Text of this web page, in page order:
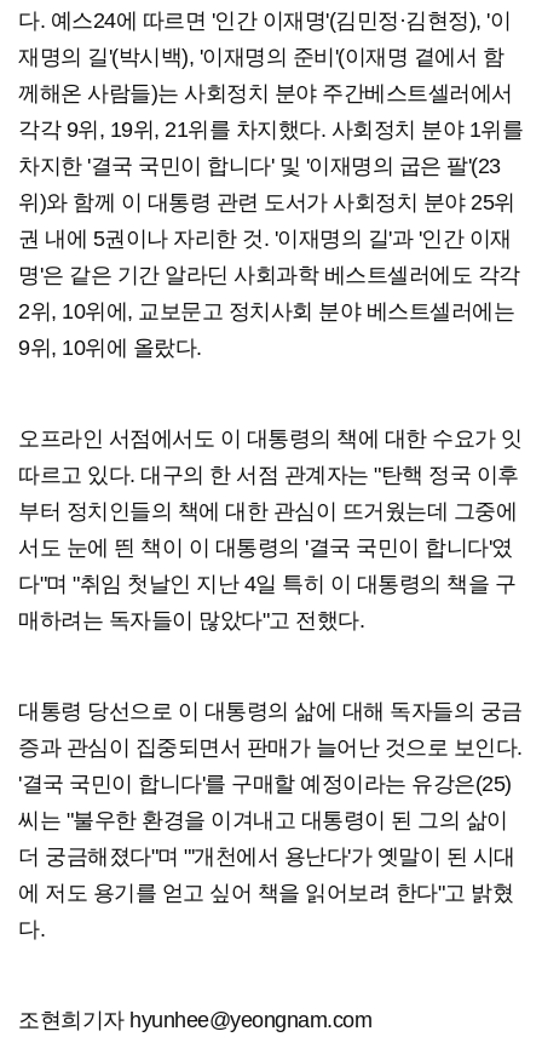
다. 예스24에 따르면 '인간 이재명'(김민정·김현정), '이
재명의 길'(박시백), '이재명의 준비'(이재명 곁에서 함
께해온 사람들)는 사회정치 분야 주간베스트셀러에서
각각 9위, 19위, 21위를 차지했다. 사회정치 분야 1위를
차지한 '결국 국민이 합니다' 및 '이재명의 굽은 팔'(23
위)와 함께 이 대통령 관련 도서가 사회정치 분야 25위
권 내에 5권이나 자리한 것. '이재명의 길'과 '인간 이재
명'은 같은 기간 알라딘 사회과학 베스트셀러에도 각각
2위, 10위에, 교보문고 정치사회 분야 베스트셀러에는
9위, 10위에 올랐다.
오프라인 서점에서도 이 대통령의 책에 대한 수요가 잇
따르고 있다. 대구의 한 서점 관계자는 "탄핵 정국 이후
부터 정치인들의 책에 대한 관심이 뜨거웠는데 그중에
서도 눈에 띈 책이 이 대통령의 '결국 국민이 합니다'였
다"며 "취임 첫날인 지난 4일 특히 이 대통령의 책을 구
매하려는 독자들이 많았다"고 전했다.
대통령 당선으로 이 대통령의 삶에 대해 독자들의 궁금
증과 관심이 집중되면서 판매가 늘어난 것으로 보인다.
'결국 국민이 합니다'를 구매할 예정이라는 유강은(25)
씨는 "불우한 환경을 이겨내고 대통령이 된 그의 삶이
더 궁금해졌다"며 "'개천에서 용난다'가 옛말이 된 시대
에 저도 용기를 얻고 싶어 책을 읽어보려 한다"고 밝혔
다.
조현희기자 hyunhee@yeongnam.com